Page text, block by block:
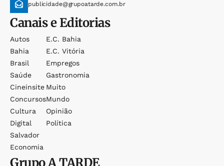
publicidade@grupoatarde.com.br
Canais e Editorias
Autos
Bahia
Brasil
Saúde
Cineinsite
Concursos
Cultura
Digital
Salvador
Economia
E.c. Bahia
E.c. Vitória
Empregos
Gastronomia
Muito
Mundo
Opinião
Política